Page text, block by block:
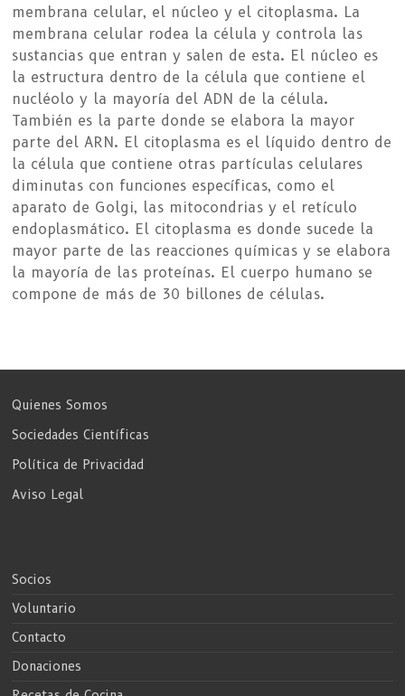
membrana celular, el núcleo y el citoplasma. La
membrana celular rodea la célula y controla las
sustancias que entran y salen de esta. El núcleo es
la estructura dentro de la célula que contiene el
nucléolo y la mayoría del ADN de la célula.
También es la parte donde se elabora la mayor
parte del ARN. El citoplasma es el líquido dentro de
la célula que contiene otras partículas celulares
diminutas con funciones específicas, como el
aparato de Golgi, las mitocondrias y el retículo
endoplasmático. El citoplasma es donde sucede la
mayor parte de las reacciones químicas y se elabora
la mayoría de las proteínas. El cuerpo humano se
compone de más de 30 billones de células.
Quienes Somos
Sociedades Científicas
Política de Privacidad
Aviso Legal
Socios
Voluntario
Contacto
Donaciones